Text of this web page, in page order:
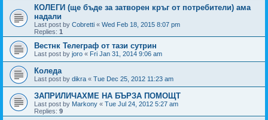
КОЛЕГИ (ще бъде за затворен кръг от потребители) ама
надали
Last post by Cobretti « Wed Feb 18, 2015 8:07 pm
Replies: 1
Вестнк Телеграф от тази сутрин
Last post by joro « Fri Jan 31, 2014 9:06 am
Коледа
Last post by dikra « Tue Dec 25, 2012 11:23 am
ЗАПРИЛИЧАХМЕ НА БЪРЗА ПОМОЩТ
Last post by Markony « Tue Jul 24, 2012 5:27 am
Replies: 9